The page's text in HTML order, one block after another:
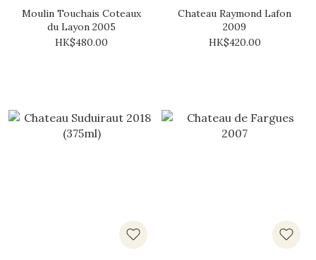
Moulin Touchais Coteaux
du Layon 2005
HK$480.00
Chateau Raymond Lafon
2009
HK$420.00